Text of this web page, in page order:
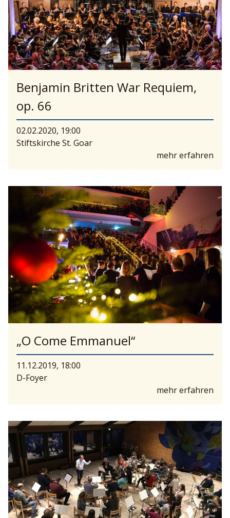
Benjamin Britten War Requiem,
op. 66
02.02.2020, 19:00
Stiftskirche St. Goar
mehr erfahren
„O Come Emmanuel“
11.12.2019, 18:00
D-Foyer
mehr erfahren